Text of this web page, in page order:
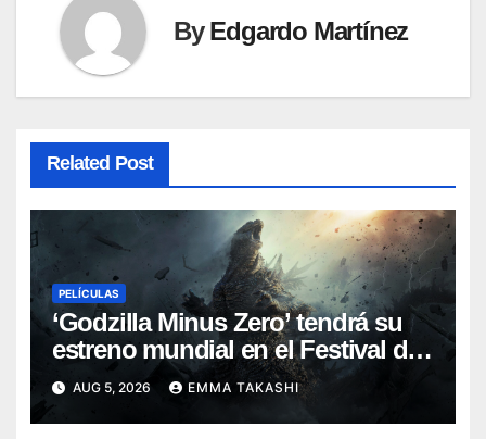
ByEdgardo Martínez
Related Post
PELÍCULAS
‘Godzilla Minus Zero’ tendrá su
estreno mundial en el Festival de
Cine de Nueva York
AUG 5, 2026 EMMA TAKASHI